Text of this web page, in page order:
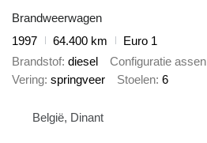
Brandweerwagen
1997
64.400 km
Euro 1
Brandstof diesel Configuratie assen
Vering springveer Stoelen 6
België, Dinant